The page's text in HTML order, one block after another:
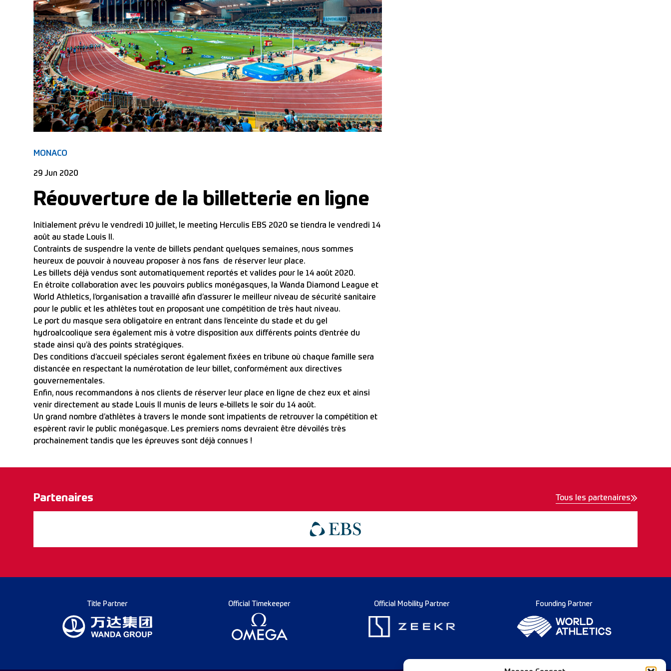
MONACO
29 Jun 2020
Réouverture de la billetterie en ligne
Initialement prévu le vendredi 10 juillet, le meeting Herculis EBS 2020 se tiendra le vendredi 14
août au stade Louis II.
Contraints de suspendre la vente de billets pendant quelques semaines, nous sommes
heureux de pouvoir à nouveau proposer à nos fans de réserver leur place.
Les billets déjà vendus sont automatiquement reportés et valides pour le 14 août 2020.
En étroite collaboration avec les pouvoirs publics monégasques, la Wanda Diamond League et
World Athletics, l’organisation a travaillé afin d’assurer le meilleur niveau de sécurité sanitaire
pour le public et les athlètes tout en proposant une compétition de très haut niveau.
Le port du masque sera obligatoire en entrant dans l’enceinte du stade et du gel
hydroalcoolique sera également mis à votre disposition aux différents points d’entrée du
stade ainsi qu’à des points stratégiques.
Des conditions d’accueil spéciales seront également fixées en tribune où chaque famille sera
distancée en respectant la numérotation de leur billet, conformément aux directives
gouvernementales.
Enfin, nous recommandons à nos clients de réserver leur place en ligne de chez eux et ainsi
venir directement au stade Louis II munis de leurs e-billets le soir du 14 août.
Un grand nombre d’athlètes à travers le monde sont impatients de retrouver la compétition et
espèrent ravir le public monégasque. Les premiers noms devraient être dévoilés très
prochainement tandis que
les épreuves sont déjà connues !
Partenaires Tous les partenaires
Title Partner Official Timekeeper Official Mobility Partner Founding Partner